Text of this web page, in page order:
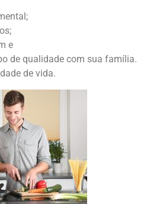
e
de qualidade com sua família.
de vida.